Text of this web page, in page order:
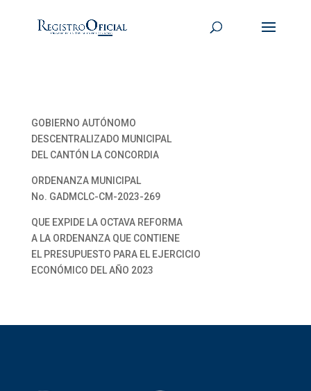
GOBIERNO AUTÓNOMO
DESCENTRALIZADO MUNICIPAL
DEL CANTÓN LA CONCORDIA
ORDENANZA MUNICIPAL
No. GADMCLC-CM-2023-269
QUE EXPIDE LA OCTAVA REFORMA
A LA ORDENANZA QUE CONTIENE
EL PRESUPUESTO PARA EL EJERCICIO
ECONÓMICO DEL AÑO 2023